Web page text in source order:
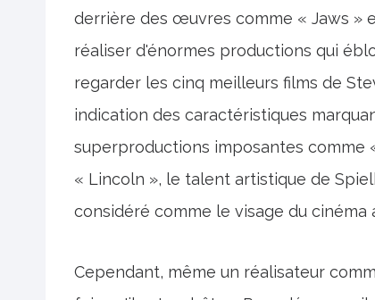
derrière des œuvres comme « Jaws »
réaliser d'énormes productions qui
regarder les cinq meilleurs films de
indication des caractéristiques
superproductions imposantes comme
« Lincoln », le talent artistique de
considéré comme le visage du cinéma
Cependant, même un réalisateur